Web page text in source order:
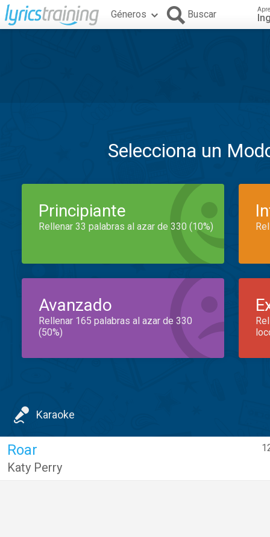
Géneros Buscar
Selecciona un
Principiante
Rellenar 33 palabras al azar de 330 (10%)
Avanzado
Rellenar 165 palabras al azar de 330
(50%)
Karaoke
Roar
Katy Perry